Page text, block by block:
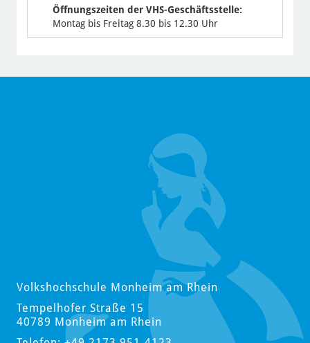
Öffnungszeiten der VHS-Geschäftsstelle:
Montag bis Freitag 8.30 bis 12.30 Uhr
Volkshochschule Monheim am Rhein
Tempelhofer Straße 15
40789 Monheim am Rhein